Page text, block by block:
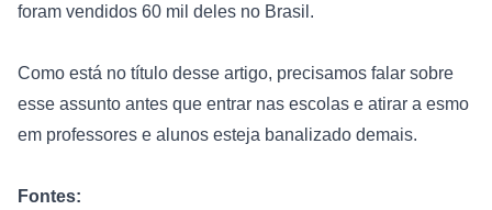
foram vendidos 60 mil deles no Brasil.
Como está no título desse artigo, precisamos falar sobre
esse assunto antes que entrar nas escolas e atirar a esmo
em professores e alunos esteja banalizado demais.
Fontes: